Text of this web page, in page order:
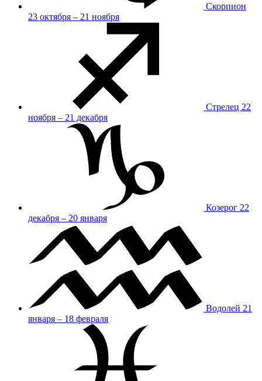
Скорпион
23 октября – 21 ноября
Стрелец 22
ноября – 21 декабря
Козерог 22
декабря – 20 января
Водолей 21
января – 18 февраля